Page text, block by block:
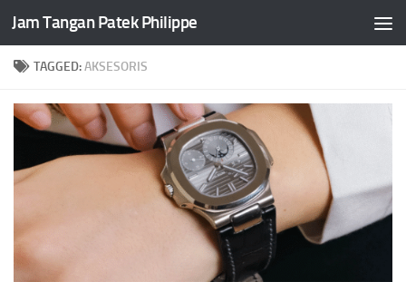
Skip to content
Jam Tangan Patek Philippe
TAGGED:AKSESORIS